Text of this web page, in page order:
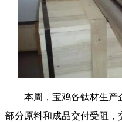
本周，宝鸡各钛材生产
部分原料和成品交付受阻，